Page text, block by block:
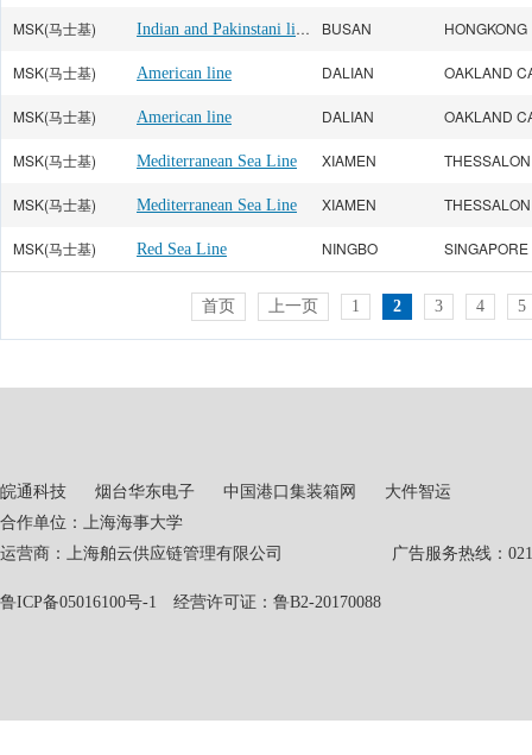
MSK(马士基) Indian and Pakinstani line BUSAN HONGKONG
MSK(马士基) American line DALIAN OAKLAND
MSK(马士基) American line DALIAN OAKLAND
MSK(马士基) Mediterranean Sea Line XIAMEN
MSK(马士基) Mediterranean Sea Line XIAMEN
MSK(马士基) Red Sea Line NINGBO SINGAPORE
首页 上一页 1 2 3 4 5
皖通科技 烟台华东电子 中国港口集装箱网
大件智运
合作单位：上海海事大学
运营商：上海舶云供应链管理有限公司 广告服务热线：021-
鲁ICP备05016100号-1 经营许可证：鲁B2-20170088